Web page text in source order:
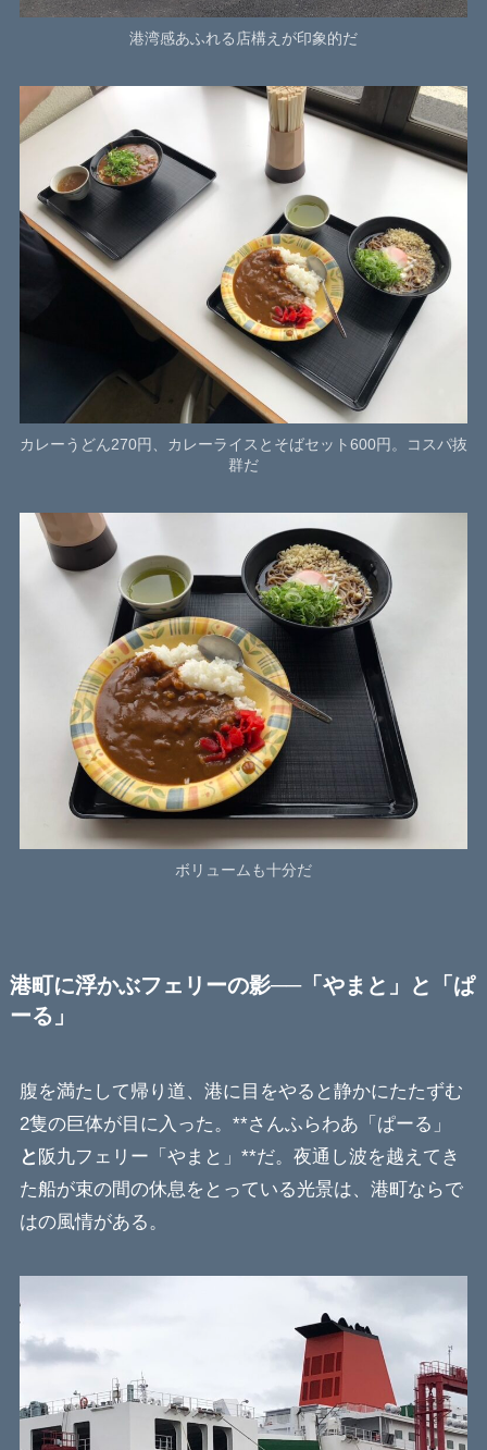
港湾感あふれる店構えが印象的だ
カレーうどん270円、カレーライスとそばセット600円。コスパ抜
群だ
ボリュームも十分だ
港町に浮かぶフェリーの影──「やまと」と「ぱ
ーる」
腹を満たして帰り道、港に目をやると静かにたたずむ
2隻の巨体が目に入った。**さんふらわあ「ぱーる」
と 阪九フェリー「やまと」**だ。夜通し波を越えてき
た船が束の間の休息をとっている光景は、港町ならで
はの風情がある。